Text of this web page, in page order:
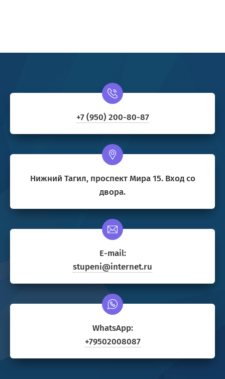
+7 (950) 200-80-87
Нижний Тагил, проспект Мира 15. Вход со
двора.
E-mail:
stupeni@internet.ru
WhatsApp:
+79502008087